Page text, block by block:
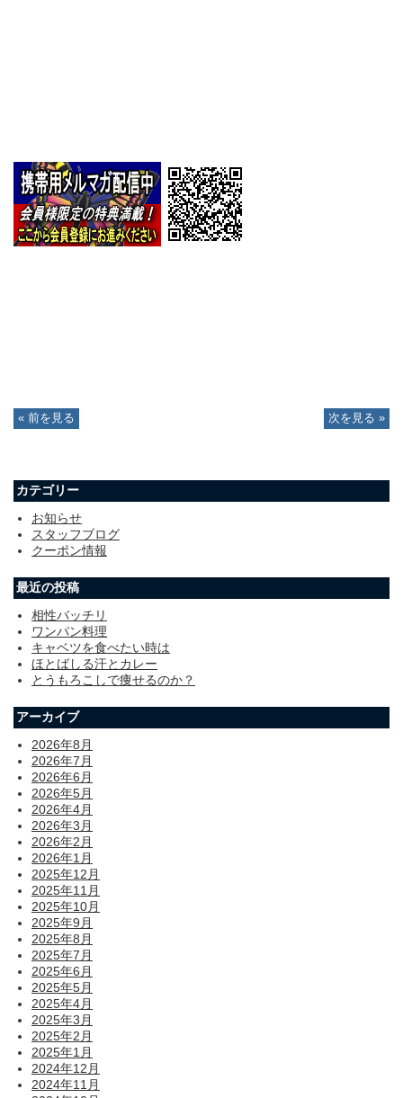
« 前を見る 次を見る »
カテゴリー
お知らせ
スタッフブログ
クーポン情報
最近の投稿
相性バッチリ
ワンパン料理
キャベツを食べたい時は
ほとばしる汗とカレー
とうもろこしで痩せるのか？
アーカイブ
2026年8月
2026年7月
2026年6月
2026年5月
2026年4月
2026年3月
2026年2月
2026年1月
2025年12月
2025年11月
2025年10月
2025年9月
2025年8月
2025年7月
2025年6月
2025年5月
2025年4月
2025年3月
2025年2月
2025年1月
2024年12月
2024年11月